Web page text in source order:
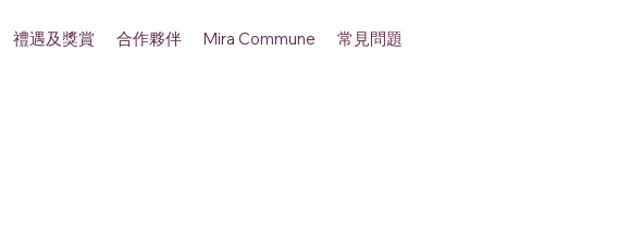
禮遇及獎賞 合作夥伴 Mira Commune 常見問題